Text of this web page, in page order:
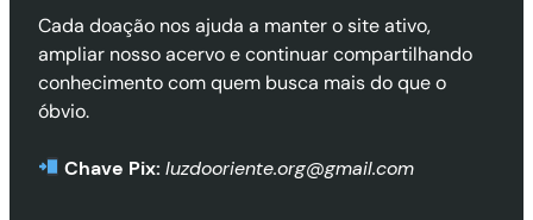
Cada doação nos ajuda a manter o site ativo,
ampliar nosso acervo e continuar compartilhando
conhecimento com quem busca mais do que o
óbvio.
Chave Pix: luzdooriente.org@gmail.com